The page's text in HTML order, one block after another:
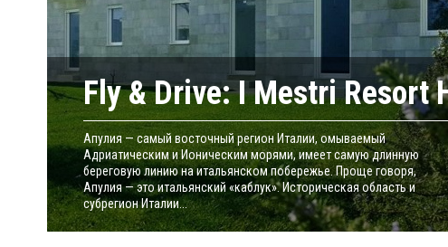
Fly & Drive: I Mestri Resort
Апулия — самый восточный регион Италии, омываемый
Адриатическим и Ионическим морями, имеет самую длинную
береговую линию на итальянском побережье. Проще говоря,
Апулия — это итальянский «каблук». Историческая область и
субрегион Италии...